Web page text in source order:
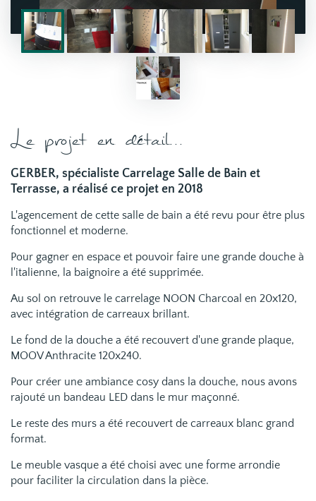
Le projet en détail...
GERBER, spécialiste Carrelage Salle de Bain et
Terrasse, a réalisé ce projet en 2018
L'agencement de cette salle de bain a été revu pour être plus
fonctionnel et moderne.
Pour gagner en espace et pouvoir faire une grande douche à
l'italienne, la baignoire a été supprimée.
Au sol on retrouve le carrelage NOON Charcoal en 20x120,
avec intégration de carreaux brillant.
Le fond de la douche a été recouvert d'une grande plaque,
MOOV Anthracite 120x240.
Pour créer une ambiance cosy dans la douche, nous avons
rajouté un bandeau LED dans le mur maçonné.
Le reste des murs a été recouvert de carreaux blanc grand
format.
Le meuble vasque a été choisi avec une forme arrondie
pour faciliter la circulation dans la pièce.